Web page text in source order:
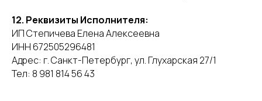
12. Реквизиты Исполнителя:
ИП Степичева Елена Алексеевна
ИНН 672505296481
Адрес: г. Санкт-Петербург, ул. Глухарская 27/1
Тел: 8 981 814 56 43